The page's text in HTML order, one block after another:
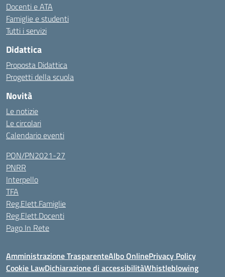
Docenti e ATA
Famiglie e studenti
Tutti i servizi
Didattica
Proposta Didattica
Progetti della scuola
Novità
Le notizie
Le circolari
Calendario eventi
PON/PN2021-27
PNRR
Interpello
TFA
Reg.Elett.Famiglie
Reg.Elett.Docenti
Pago In Rete
Amministrazione TrasparenteAlbo OnlinePrivacy Policy
Cookie LawDichiarazione di accessibilitàWhistleblowing